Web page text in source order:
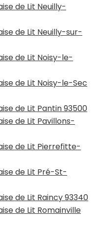
de Lit Neuilly-
de Lit Neuilly-sur-
de Lit Noisy-le-
de Lit Noisy-le-Sec
de Lit Pantin 93500
de Lit Pavillons-
de Lit Pierrefitte-
de Lit Pré-St-
de Lit Raincy 93340
de Lit Romainville